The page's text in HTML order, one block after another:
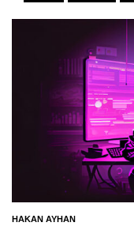
HAKAN AYHAN